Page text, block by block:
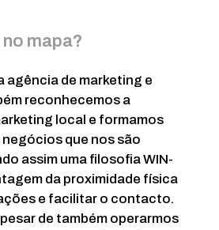
mapa?
agência de marketing e
reconhecemos a
local e formamos
que nos são
assim uma filosofia WIN-
da proximidade física
e facilitar o contacto.
de também operarmos